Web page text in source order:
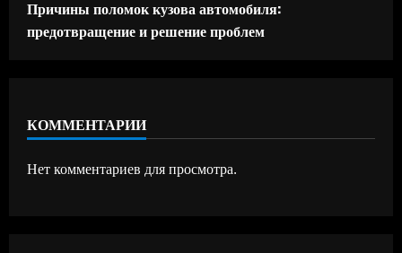
Причины поломок кузова автомобиля:
предотвращение и решение проблем
КОММЕНТАРИИ
Нет комментариев для просмотра.